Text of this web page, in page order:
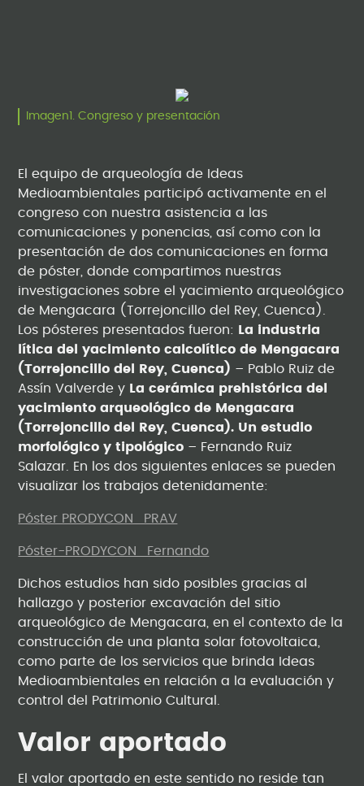
Imagen1. Congreso y presentación
El equipo de arqueología de Ideas
Medioambientales participó activamente en el
congreso con nuestra asistencia a las
comunicaciones y ponencias, así como con la
presentación de dos comunicaciones en forma
de póster, donde compartimos nuestras
investigaciones sobre el yacimiento arqueológico
de Mengacara (Torrejoncillo del Rey, Cuenca).
Los pósteres presentados fueron:
La industria
lítica del yacimiento calcolítico de Mengacara
(Torrejoncillo del Rey, Cuenca) – Pablo Ruiz de
Assín Valverde y La cerámica prehistórica del
yacimiento arqueológico de Mengacara
(Torrejoncillo del Rey, Cuenca). Un estudio
morfológico y tipológico – Fernando Ruiz
Salazar. En los dos siguientes enlaces se pueden
visualizar los trabajos detenidamente:
Póster PRODYCON_PRAV
Póster-PRODYCON_Fernando
Dichos estudios han sido posibles gracias al
hallazgo y posterior excavación del sitio
arqueológico de Mengacara, en el contexto de la
construcción de una planta solar fotovoltaica,
como parte de los servicios que brinda Ideas
Medioambientales en relación a la evaluación y
control del Patrimonio Cultural.
Valor aportado
El valor aportado en este sentido no reside tan